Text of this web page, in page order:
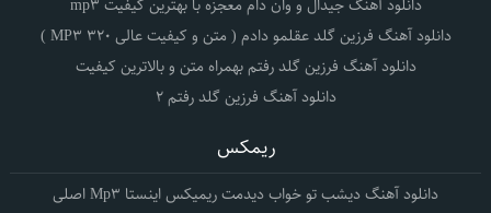
دانلود آهنگ جیدال و وان دام معجزه با بهترین کیفیت mp3
دانلود آهنگ فرزین گلد عقلمو دادم ( متن و کیفیت عالی 320 MP3 )
دانلود آهنگ فرزین گلد رفتم بهمراه متن و بالاترین کیفیت
دانلود آهنگ فرزین گلد رفتم 2
ریمکس
دانلود آهنگ دیشب تو خواب دیدمت ریمیکس اینستا Mp3 اصلی